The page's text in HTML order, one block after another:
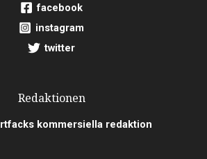
facebook
instagram
twitter
Redaktionen
kommersiella redaktion